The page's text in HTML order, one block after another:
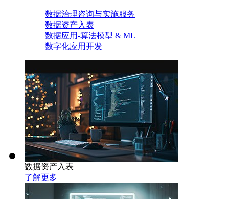
数据治理咨询与实施服务
数据资产入表
数据应用-算法模型 & ML
数字化应用开发
数据资产入表
了解更多